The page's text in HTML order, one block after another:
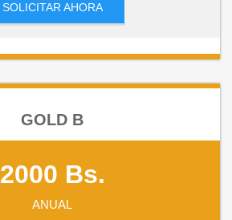
SOLICITAR AHORA
GOLD B
2000 Bs.
ANUAL